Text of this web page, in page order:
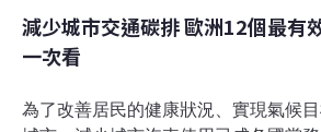
減少城市交通碳排 歐洲12個最有
一次看
為了改善居民的健康狀況、實現氣候